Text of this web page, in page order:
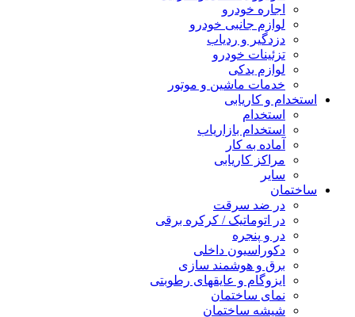
اجاره خودرو
لوازم جانبی خودرو
دزدگیر و ردیاب
تزئینات خودرو
لوازم یدکی
خدمات ماشین و موتور
استخدام و کاریابی
استخدام
استخدام بازاریاب
آماده به کار
مراکز کاریابی
سایر
ساختمان
در ضد سرقت
در اتوماتیک / کرکره برقی
در و پنجره
دکوراسیون داخلی
برق و هوشمند سازی
ایزوگام و عایقهای رطوبتی
نمای ساختمان
شیشه ساختمان